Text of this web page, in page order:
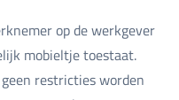
op de werkgever
mobieltje toestaat.
restricties worden